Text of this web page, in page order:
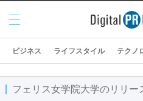
メニ
ュー
ビジネス ライフスタイル テクノ
フェリス女学院大学のリリー